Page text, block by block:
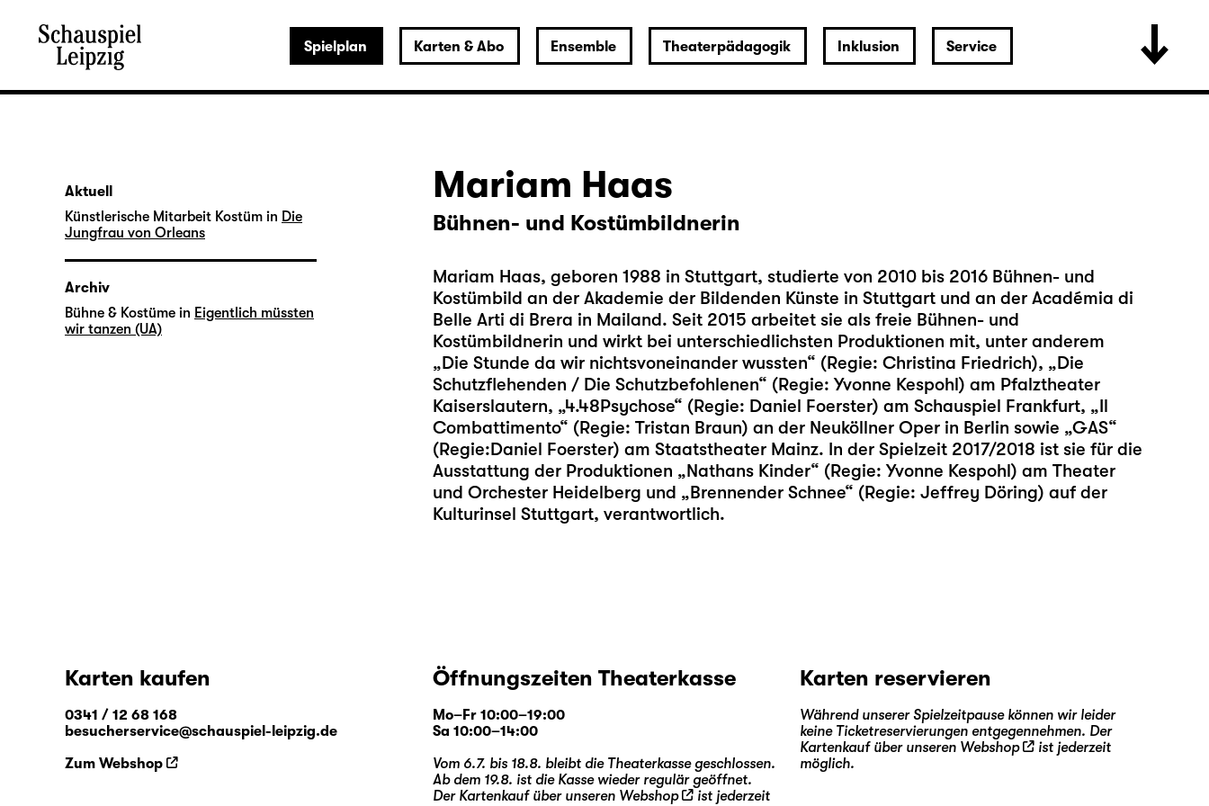
Spielplan Karten & Abo Ensemble Theaterpädagogik Inklusion Service
Mariam Haas
Bühnen- und Kostümbildnerin
Mariam Haas, geboren 1988 in Stuttgart, studierte von 2010 bis 2016 Bühnen- und
Kostümbild an der Akademie der Bildenden Künste in Stuttgart und an der Académia di
Belle Arti di Brera in Mailand. Seit 2015 arbeitet sie als freie Bühnen- und
Kostümbildnerin und wirkt bei unterschiedlichsten Produktionen mit, unter anderem
„Die Stunde da wir nichtsvoneinander wussten“ (Regie: Christina Friedrich), „Die
Schutzflehenden / Die Schutzbefohlenen“ (Regie: Yvonne Kespohl) am Pfalztheater
Kaiserslautern, „4.48Psychose“ (Regie: Daniel Foerster) am Schauspiel Frankfurt, „Il
Combattimento“ (Regie: Tristan Braun) an der Neuköllner Oper in Berlin sowie „GAS“
(Regie:Daniel Foerster) am Staatstheater Mainz. In der Spielzeit 2017/2018 ist sie für die
Ausstattung der Produktionen „Nathans Kinder“ (Regie: Yvonne Kespohl) am Theater
und Orchester Heidelberg und „Brennender Schnee“ (Regie: Jeffrey Döring) auf der
Kulturinsel Stuttgart, verantwortlich.
Aktuell
Künstlerische Mitarbeit Kostüm in Die
Jungfrau von Orleans
Archiv
Bühne & Kostüme in Eigentlich müssten
wir tanzen (UA)
Karten kaufen
0341 / 12 68 168
besucherservice@schauspiel-leipzig.de
Zum Webshop
Öffnungszeiten Theaterkasse
Mo–Fr 10:00–19:00
Sa 10:00–14:00
Vom 6.7. bis 18.8. bleibt die Theaterkasse geschlossen.
Ab dem 19.8. ist die Kasse wieder regulär geöffnet.
Der Kartenkauf über unseren Webshop
ist jederzeit
Karten reservieren
Während unserer Spielzeitpause können wir leider
keine Ticketreservierungen entgegennehmen. Der
Kartenkauf über unseren Webshop
ist jederzeit
möglich.